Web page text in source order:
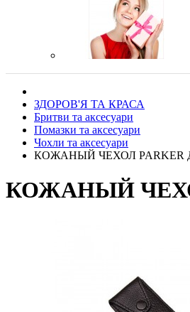
ЗДОРОВ'Я ТА КРАСА
Бритви та аксесуари
Помазки та аксесуари
Чохли та аксесуари
КОЖАНЫЙ ЧЕХОЛ PARKER
КОЖАНЫЙ